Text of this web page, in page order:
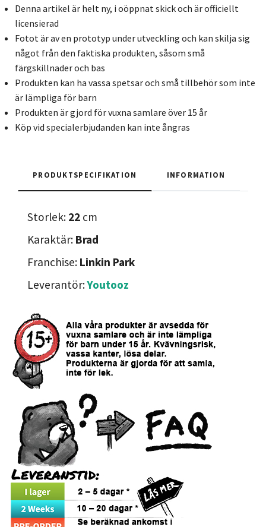
Denna artikel är helt ny, i oöppnat skick och är officiellt
licensierad
Fotot är av en prototyp under utveckling och kan skilja sig
något från den faktiska produkten, såsom små
färgskillnader och bas
Produkten kan ha vassa spetsar och små tillbehör som inte
är lämpliga för barn
Produkten är gjord för vuxna samlare över 15 år
Köp vid specialerbjudanden kan inte ångras
PRODUKTSPECIFIKATION INFORMATION
Storlek: 22 cm
Karaktär: Brad
Franchise: Linkin Park
Leverantör:Youtooz